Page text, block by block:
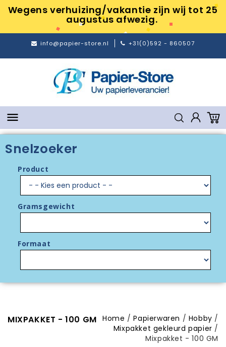
Wegens verhuizing/vakantie zijn wij tot 25
augustus afwezig.
info@papier-store.nl +31(0)592 - 860507

Snelzoeker
Product
Gramsgewicht
Formaat
MIXPAKKET - 100 GM Home Papierwaren
Hobby
Mixpakket gekleurd papier
Mixpakket - 100 GM